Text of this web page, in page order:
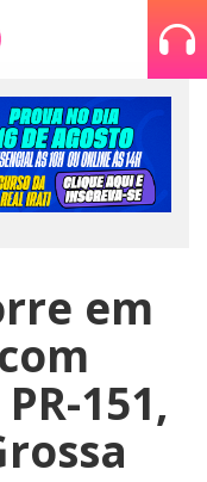
em
151,